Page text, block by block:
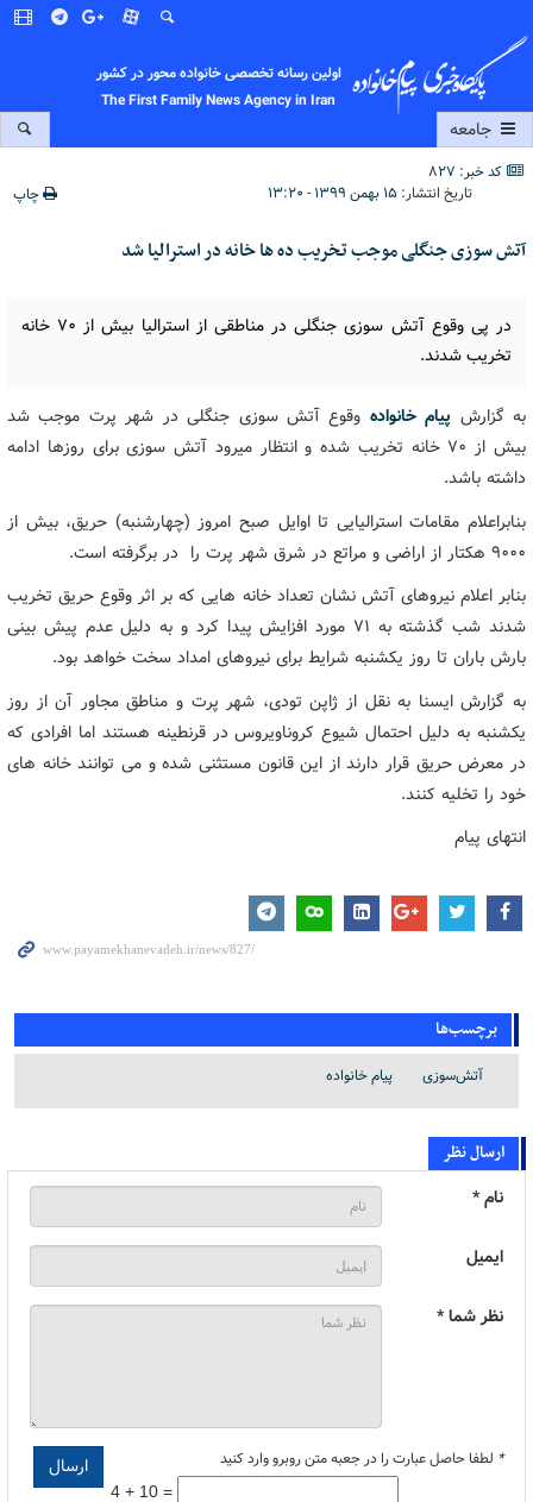
اولین رسانه تخصصی خانواده محور در کشور
The First Family News Agency in Iran
جامعه
کد خبر: 827
تاریخ انتشار: ۱۵ بهمن ۱۳۹۹ - ۱۳:۲۰ چاپ
آتش سوزی جنگلی موجب تخریب ده ها خانه در استرالیا شد
در پی وقوع آتش سوزی جنگلی در مناطقی از استرالیا بیش از ۷۰ خانه
تخریب شدند.
به گزارش پیام خانواده وقوع آتش سوزی جنگلی در شهر پرت موجب شد
بیش از ۷۰ خانه تخریب شده و انتظار میرود آتش سوزی برای روزها ادامه
داشته باشد.
بنابراعلام مقامات استرالیایی تا اوایل صبح امروز (چهارشنبه) حریق، بیش از
۹۰۰۰ هکتار از اراضی و مراتع در شرق شهر پرت را در برگرفته است.
بنابر اعلام نیروهای آتش نشان تعداد خانه هایی که بر اثر وقوع حریق تخریب
شدند شب گذشته به ۷۱ مورد افزایش پیدا کرد و به دلیل عدم پیش بینی
بارش باران تا روز یکشنبه شرایط برای نیروهای امداد سخت خواهد بود.
به گزارش ایسنا به نقل از ژاپن تودی، شهر پرت و مناطق مجاور آن از روز
یکشنبه به دلیل احتمال شیوع کروناویروس در قرنطینه هستند اما افرادی که
در معرض حریق قرار دارند از این قانون مستثنی شده و می توانند خانه های
خود را تخلیه کنند.
انتهای پیام
برچسب‌ها
آتش‌سوزی پیام خانواده
ارسال نظر
نام *
ایمیل
نظر شما *
* لطفا حاصل عبارت را در جعبه متن روبرو وارد کنید
4 + 10 =